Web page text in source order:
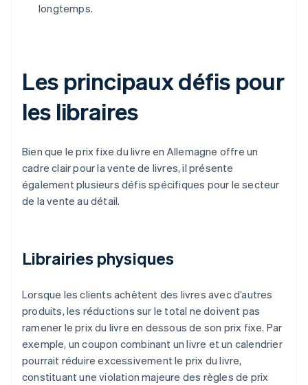
longtemps.
Les principaux défis pour
les libraires
Bien que le prix fixe du livre en Allemagne offre un
cadre clair pour la vente de livres, il présente
également plusieurs défis spécifiques pour le secteur
de la vente au détail.
Librairies physiques
Lorsque les clients achètent des livres avec d’autres
produits, les réductions sur le total ne doivent pas
ramener le prix du livre en dessous de son prix fixe. Par
exemple, un coupon combinant un livre et un calendrier
pourrait réduire excessivement le prix du livre,
constituant une violation majeure des règles de prix